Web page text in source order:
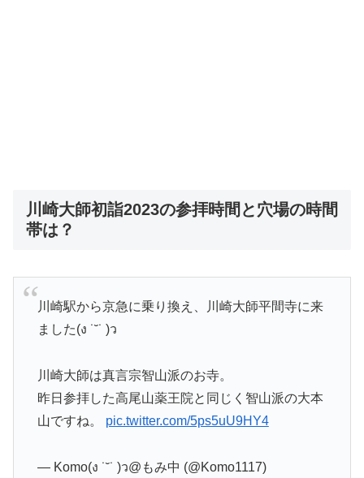
川崎大師初詣2023の参拝時間と穴場の時間
帯は？
川崎駅から京急に乗り換え、川崎大師平間寺に来
ました(ง ˙˘˙ )ว
川崎大師は真言宗智山派のお寺。
昨日参拝した高尾山薬王院と同じく智山派の大本
山ですね。 pic.twitter.com/5ps5uU9HY4
— Komo(ง ˙˘˙ )ว@もみ中 (@Komo1117)